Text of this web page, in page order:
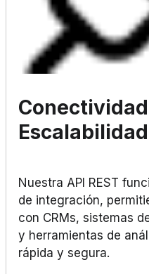
Nuestra API REST
de integración,
con CRMs, sistemas
y herramientas de
rápida y segura.